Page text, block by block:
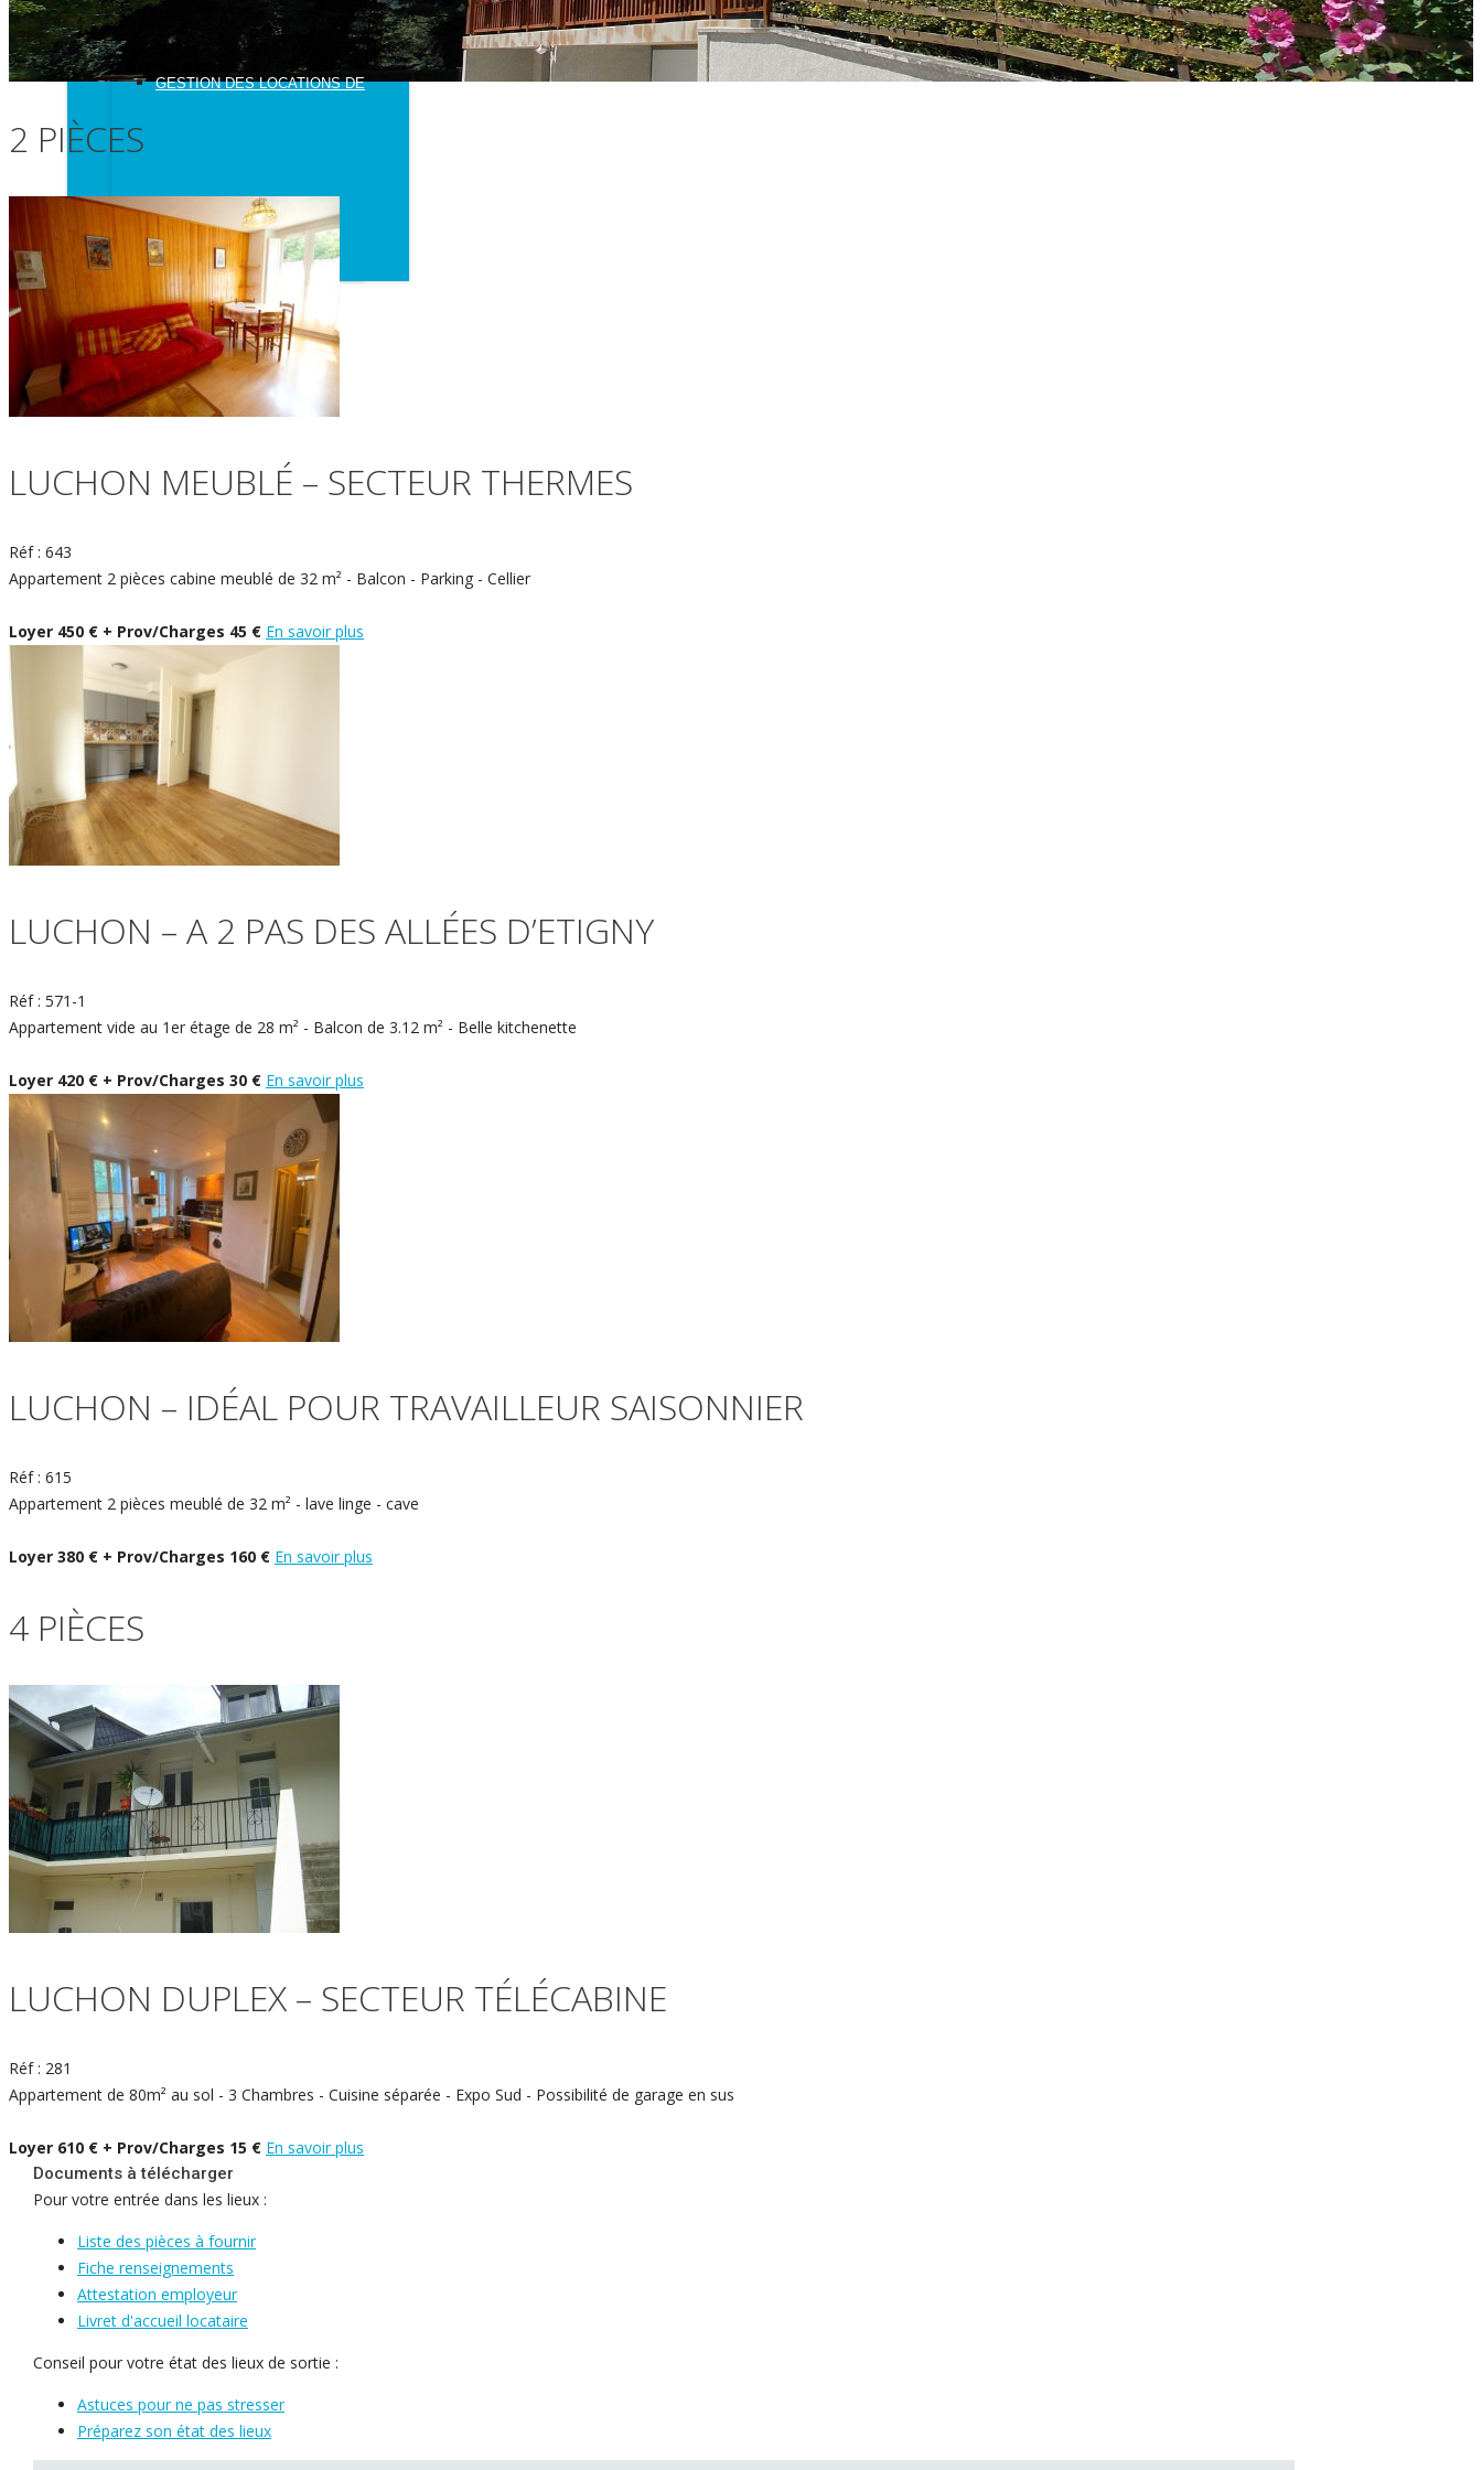
GESTION DES LOCATIONS DE
VACANCES
2 PIÈCES
LUCHON MEUBLÉ – SECTEUR THERMES
Réf : 643
Appartement 2 pièces cabine meublé de 32 m² - Balcon - Parking - Cellier
Loyer 450 € + Prov/Charges 45 € En savoir plus
LUCHON – A 2 PAS DES ALLÉES D’ETIGNY
Réf : 571-1
Appartement vide au 1er étage de 28 m² - Balcon de 3.12 m² - Belle kitchenette
Loyer 420 € + Prov/Charges 30 € En savoir plus
LUCHON – IDÉAL POUR TRAVAILLEUR SAISONNIER
Réf : 615
Appartement 2 pièces meublé de 32 m² - lave linge - cave
Loyer 380 € + Prov/Charges 160 € En savoir plus
4 PIÈCES
LUCHON DUPLEX – SECTEUR TÉLÉCABINE
Réf : 281
Appartement de 80m² au sol - 3 Chambres - Cuisine séparée - Expo Sud - Possibilité de garage en sus
Loyer 610 € + Prov/Charges 15 € En savoir plus
Documents à télécharger
Pour votre entrée dans les lieux :
Liste des pièces à fournir
Fiche renseignements
Attestation employeur
Livret d'accueil locataire
Conseil pour votre état des lieux de sortie :
Astuces pour ne pas stresser
Préparez son état des lieux